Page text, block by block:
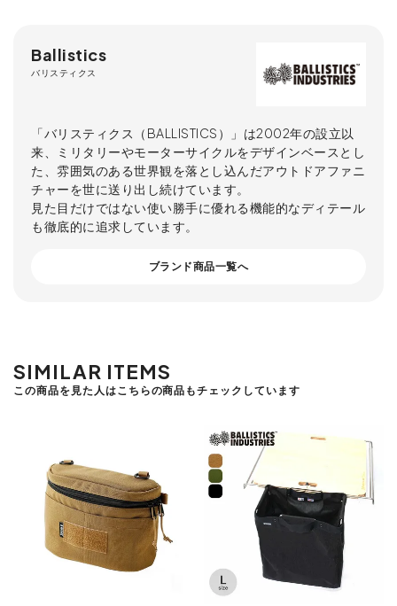
Ballistics
バリスティクス
「バリスティクス（BALLISTICS）」は2002年の設立以
来、ミリタリーやモーターサイクルをデザインベースとし
た、雰囲気のある世界観を落とし込んだアウトドアファニ
チャーを世に送り出し続けています。
見た目だけではない使い勝手に優れる機能的なディテール
も徹底的に追求しています。
ブランド商品一覧へ
SIMILAR ITEMS
この商品を見た人はこちらの商品もチェックしています